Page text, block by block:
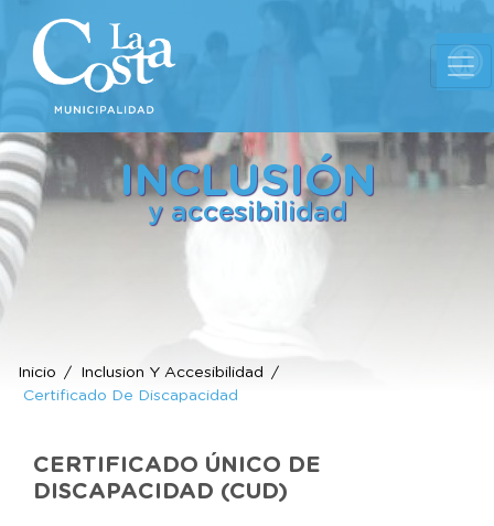
INCLUSIÓN
y accesibilidad
Inicio
Inclusion Y Accesibilidad
Certificado De Discapacidad
CERTIFICADO ÚNICO DE
DISCAPACIDAD (CUD)